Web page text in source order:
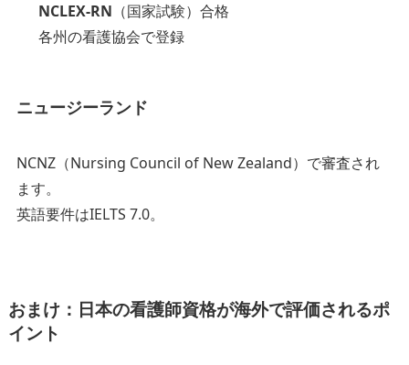
NCLEX-RN （国家試験）合格
各州の看護協会で登録
ニュージーランド
NCNZ（Nursing Council of New Zealand）で審査され
ます。
英語要件はIELTS 7.0。
おまけ： 日本の看護師資格が海外で評価されるポ
イント